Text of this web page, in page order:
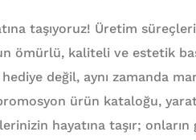
taşıyoruz! Üretim
ömürlü, kaliteli ve estetik
değil, aynı zamanda
ürün kataloğu,
hayatına taşır; onların